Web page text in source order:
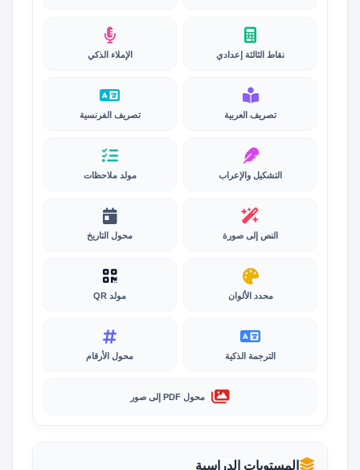
نقاط الثالثة إعدادي الإملاء الذكي
تصريف العربية تصريف الفرنسية
التشكيل والإعراب مولد ملاحظات
النص إلى صورة محول التاريخ
محدد الألوان مولد QR
الترجمة الذكية محول الأرقام
محول PDF إلى صور
المستويات الدراسية